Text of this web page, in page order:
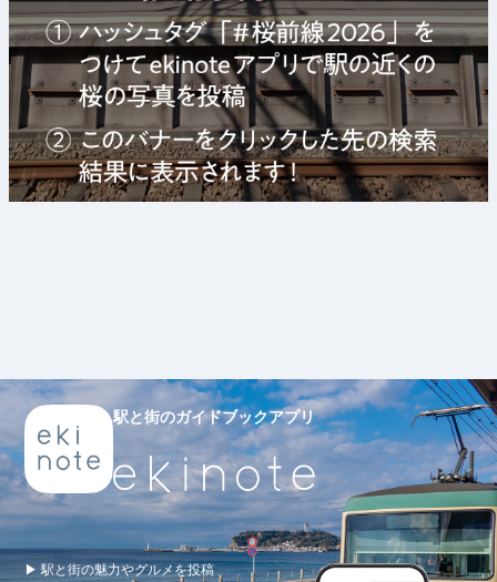
駅と街のガイドブックアプリ
▶ 駅と街の魅力やグルメを投稿